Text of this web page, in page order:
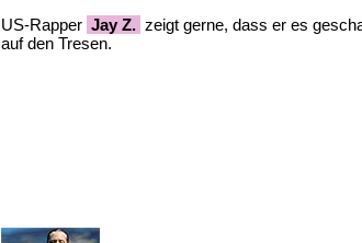
US-Rapper Jay Z. zeigt gerne, dass er es
auf den Tresen.